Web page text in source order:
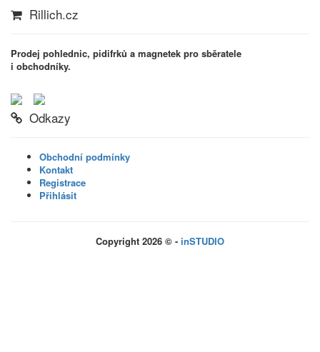
Rillich.cz
Prodej pohlednic, pidifrků a magnetek pro sběratele
i obchodníky.
Odkazy
Obchodní podmínky
Kontakt
Registrace
Přihlásit
Copyright 2026 © - inSTUDIO